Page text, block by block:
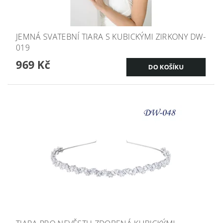
JEMNÁ SVATEBNÍ TIARA S KUBICKÝMI ZIRKONY DW-
019
969 Kč